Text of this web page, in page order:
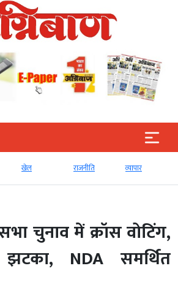
खेल राजनीति व्‍यापार
चुनाव में क्रॉस वोटिंग,
NDA समर्थित